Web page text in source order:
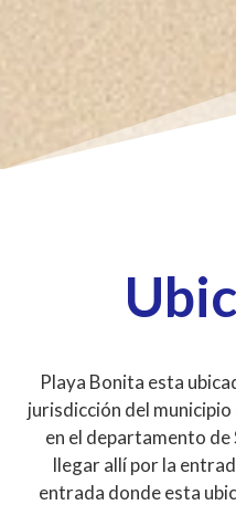
Playa Bonita esta
jurisdicción del municipio
en el departamento de
llegar allí por la
entrada donde esta